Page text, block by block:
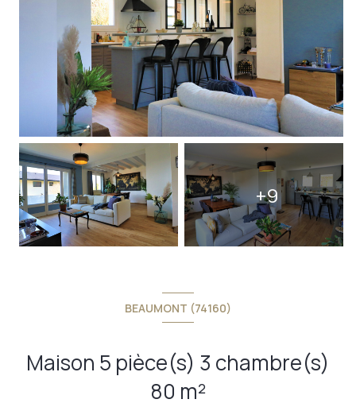
+9
BEAUMONT (74160)
Maison 5 pièce(s) 3 chambre(s)
80 m²